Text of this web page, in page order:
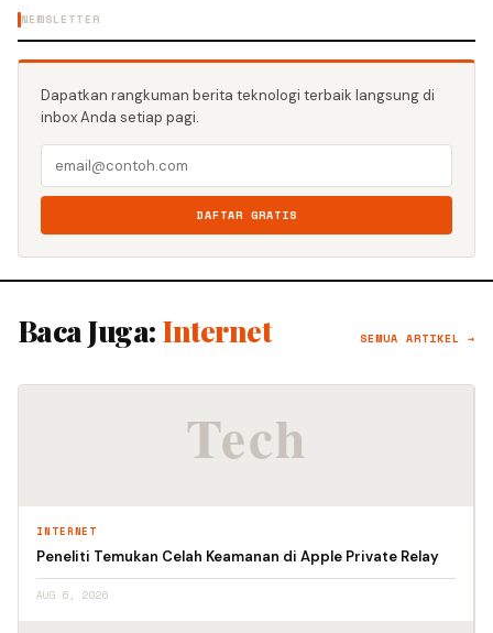
NEWSLETTER
Dapatkan rangkuman berita teknologi terbaik langsung di
inbox Anda setiap pagi.
DAFTAR GRATIS
Baca Juga: Internet SEMUA ARTIKEL →
INTERNET
Peneliti Temukan Celah Keamanan di Apple Private Relay
AUG 6, 2026